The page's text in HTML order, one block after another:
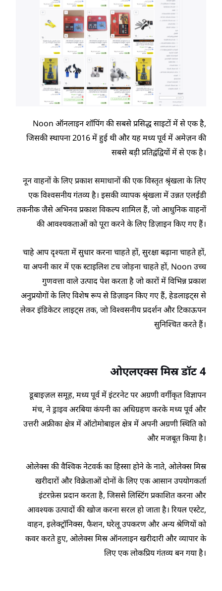
Noon ऑनलाइन शॉपिंग की सबसे प्रसिद्ध साइटों में से एक है,
जिसकी स्थापना 2016 में हुई थी और यह मध्य पूर्व में अमेज़न की
सबसे बड़ी प्रतिद्वंद्वियों में से एक है।
नून वाहनों के लिए प्रकाश समाधानों की एक विस्तृत श्रृंखला के लिए
एक विश्वसनीय गंतव्य है। इसकी व्यापक श्रृंखला में उन्नत एलईडी
तकनीक जैसे अभिनव प्रकाश विकल्प शामिल हैं, जो आधुनिक वाहनों
की आवश्यकताओं को पूरा करने के लिए डिज़ाइन किए गए हैं।
चाहे आप दृश्यता में सुधार करना चाहते हों, सुरक्षा बढ़ाना चाहते हों,
या अपनी कार में एक स्टाइलिश टच जोड़ना चाहते हों, Noon उच्च
गुणवत्ता वाले उत्पाद पेश करता है जो कारों में विभिन्न प्रकाश
अनुप्रयोगों के लिए विशेष रूप से डिज़ाइन किए गए हैं, हेडलाइट्स से
लेकर इंडिकेटर लाइट्स तक, जो विश्वसनीय प्रदर्शन और टिकाऊपन
सुनिश्चित करते हैं।
ओएलएक्स मिस्र डॉट 4
डूबाइज़ल समूह, मध्य पूर्व में इंटरनेट पर अग्रणी वर्गीकृत विज्ञापन
मंच, ने ड्राइव अरबिया कंपनी का अधिग्रहण करके मध्य पूर्व और
उत्तरी अफ्रीका क्षेत्र में ऑटोमोबाइल क्षेत्र में अपनी अग्रणी स्थिति को
और मजबूत किया है।
ओलेक्स की वैश्विक नेटवर्क का हिस्सा होने के नाते, ओलेक्स मिस्र
खरीदारों और विक्रेताओं दोनों के लिए एक आसान उपयोगकर्ता
इंटरफ़ेस प्रदान करता है, जिससे लिस्टिंग प्रकाशित करना और
आवश्यक उत्पादों की खोज करना सरल हो जाता है। रियल एस्टेट,
वाहन, इलेक्ट्रॉनिक्स, फैशन, घरेलू उपकरण और अन्य श्रेणियों को
कवर करते हुए, ओलेक्स मिस्र ऑनलाइन खरीदारी और व्यापार के
लिए एक लोकप्रिय गंतव्य बन गया है।